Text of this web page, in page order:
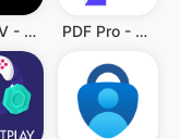
Pluto TV - TV, Filme & Serien PDF Pro - Reader & Maker